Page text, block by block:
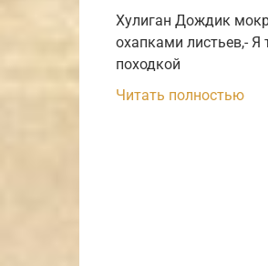
Хулиган Дождик
охапками листьев,-
походкой
Читать полностью